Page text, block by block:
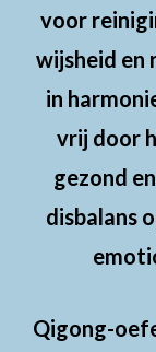
voor
wijsheid en
in
vrij door
gezond
disbalans
Qigong-